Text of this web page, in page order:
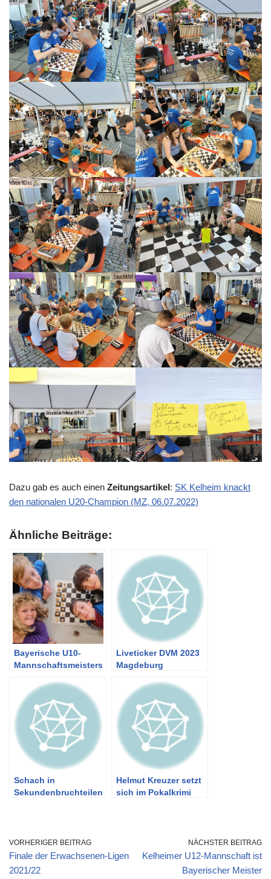
Dazu gab es auch einen Zeitungsartikel: SK Kelheim knackt
den nationalen U20-Champion (MZ, 06.07.2022)
Ähnliche Beiträge:
Bayerische U10-
Mannschaftsmeisters
Liveticker DVM 2023
Magdeburg
Schach in
Sekundenbruchteilen
Helmut Kreuzer setzt
sich im Pokalkrimi
VORHERIGER BEITRAG
Finale der Erwachsenen-Ligen
2021/22
NÄCHSTER BEITRAG
Kelheimer U12-Mannschaft ist
Bayerischer Meister